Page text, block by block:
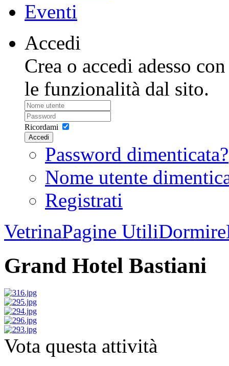
Eventi
Accedi
Crea o accedi adesso
le funzionalità dal sito.
Ricordami
Accedi
Password dimenticata?
Nome utente
Registrati
VetrinaPagine UtiliDormire
Grand Hotel Bastiani
Vota questa attività